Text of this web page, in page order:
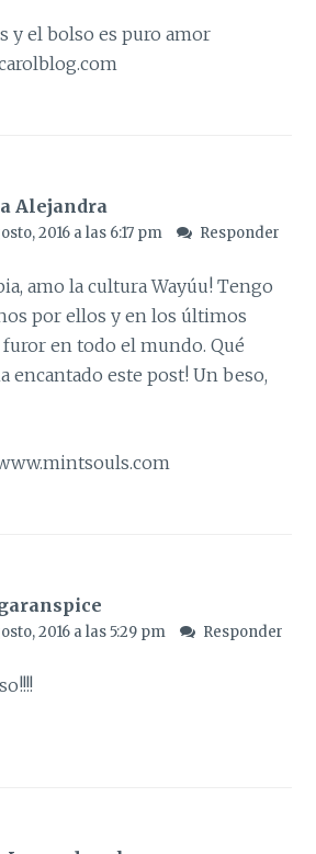
y el bolso es puro amor
Alejandra
2016 a las 6:17 pm Responder
amo la cultura Wayúu! Tengo
por ellos y en los últimos
furor en todo el mundo. Qué
encantado este post! Un beso,
2016 a las 5:29 pm Responder